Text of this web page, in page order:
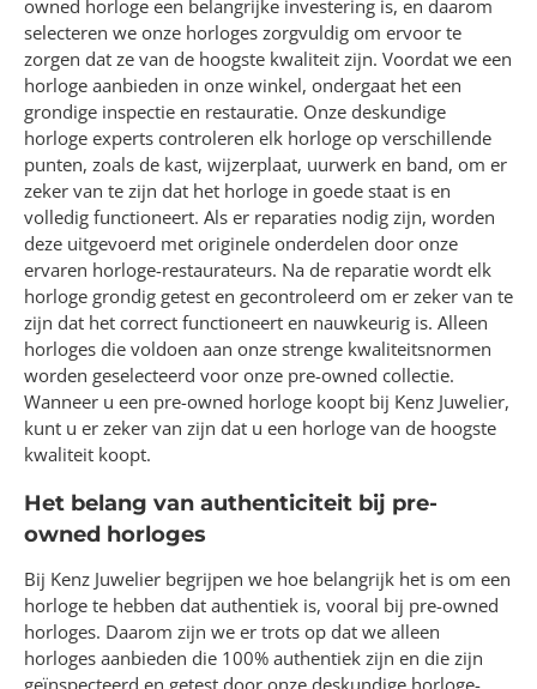
owned horloge een belangrijke investering is, en daarom
selecteren we onze horloges zorgvuldig om ervoor te
zorgen dat ze van de hoogste kwaliteit zijn. Voordat we een
horloge aanbieden in onze winkel, ondergaat het een
grondige inspectie en restauratie. Onze deskundige
horloge experts controleren elk horloge op verschillende
punten, zoals de kast, wijzerplaat, uurwerk en band, om er
zeker van te zijn dat het horloge in goede staat is en
volledig functioneert. Als er reparaties nodig zijn, worden
deze uitgevoerd met originele onderdelen door onze
ervaren horloge-restaurateurs. Na de reparatie wordt elk
horloge grondig getest en gecontroleerd om er zeker van te
zijn dat het correct functioneert en nauwkeurig is. Alleen
horloges die voldoen aan onze strenge kwaliteitsnormen
worden geselecteerd voor onze pre-owned collectie.
Wanneer u een pre-owned horloge koopt bij Kenz Juwelier,
kunt u er zeker van zijn dat u een horloge van de hoogste
kwaliteit koopt.
Het belang van authenticiteit bij pre-
owned horloges
Bij Kenz Juwelier begrijpen we hoe belangrijk het is om een
horloge te hebben dat authentiek is, vooral bij pre-owned
horloges. Daarom zijn we er trots op dat we alleen
horloges aanbieden die 100% authentiek zijn en die zijn
geïnspecteerd en getest door onze deskundige horloge-